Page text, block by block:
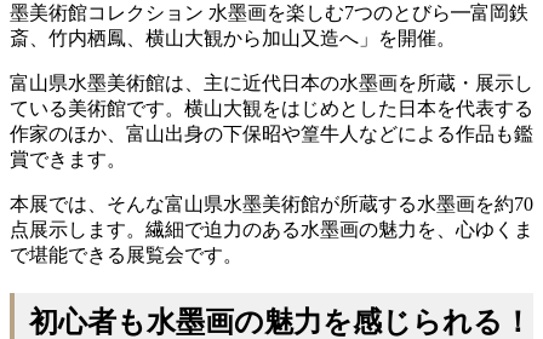
墨美術館コレクション 水墨画を楽しむ7つのとびら━富岡鉄
斎、竹内栖鳳、横山大観から加山又造へ」を開催。
富山県水墨美術館は、主に近代日本の水墨画を所蔵・展示し
ている美術館です。横山大観をはじめとした日本を代表する
作家のほか、富山出身の下保昭や篁牛人などによる作品も鑑
賞できます。
本展では、そんな富山県水墨美術館が所蔵する水墨画を約70
点展示します。繊細で迫力のある水墨画の魅力を、心ゆくま
で堪能できる展覧会です。
初心者も水墨画の魅力を感じられる！